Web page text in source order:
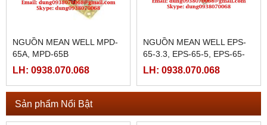
NGUỒN MEAN WELL MPD-
65A, MPD-65B
LH: 0938.070.068
NGUỒN MEAN WELL EPS-
65-3.3, EPS-65-5, EPS-65-
7.5, EPS-65-12, EPS-65-15,
LH: 0938.070.068
Sản phẩm Nổi Bật